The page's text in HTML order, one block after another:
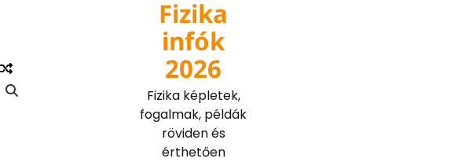
Fizika
infók
2026
Fizika képletek,
fogalmak, példák
röviden és
érthetően